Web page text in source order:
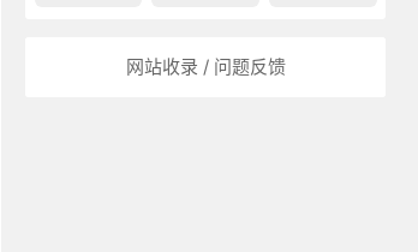
网站收录 / 问题反馈